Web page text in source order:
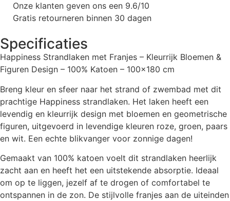
Onze klanten geven ons een 9.6/10
Gratis retourneren binnen 30 dagen
Specificaties
Happiness Strandlaken met Franjes – Kleurrijk Bloemen &
Figuren Design – 100% Katoen – 100×180 cm
Breng kleur en sfeer naar het strand of zwembad met dit
prachtige Happiness strandlaken. Het laken heeft een
levendig en kleurrijk design met bloemen en geometrische
figuren, uitgevoerd in levendige kleuren roze, groen, paars
en wit. Een echte blikvanger voor zonnige dagen!
Gemaakt van 100% katoen voelt dit strandlaken heerlijk
zacht aan en heeft het een uitstekende absorptie. Ideaal
om op te liggen, jezelf af te drogen of comfortabel te
ontspannen in de zon. De stijlvolle franjes aan de uiteinden